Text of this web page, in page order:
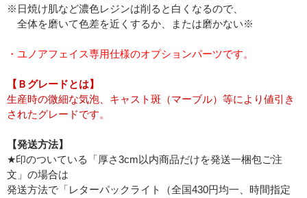
※日焼け肌など濃色レジンは削ると白くなるので、
全体を磨いて色差を近くするか、または磨かない※
・ユノアフェイス専用仕様のオプションパーツです。
【Ｂグレードとは】
生産時の微細な気泡、キャスト斑（マーブル）等により値引き
されたグレードです。
【発送方法】
★印のついている「厚さ3cm以内商品だけを発送一梱包ご注
文」の場合は
発送方法で「レターパックライト（全国430円均一、時間指定